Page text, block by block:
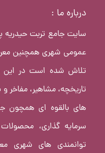
درباره ما :
سایت جامع تربت حیدریه
عمومی شهری همچنین
تلاش شده است در این
تاریخچه، مشاهیر، مفاخر
های بالقوه ای همچون
سرمایه گذاری،
توانمندی های شهری